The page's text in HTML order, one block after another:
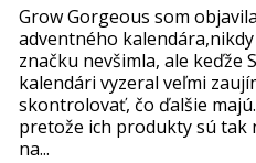
Grow Gorgeous som
adventného
značku nevšimla, ale keďže
kalendári vyzeral veľmi
skontrolovať, čo ďalšie
pretože ich produkty sú tak
na...